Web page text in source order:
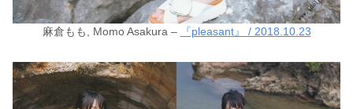
麻倉もも, Momo Asakura – 『pleasant』 / 2018.10.23